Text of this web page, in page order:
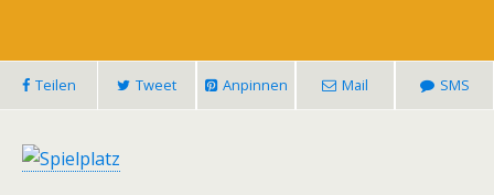
Teilen Tweet Anpinnen Mail SMS